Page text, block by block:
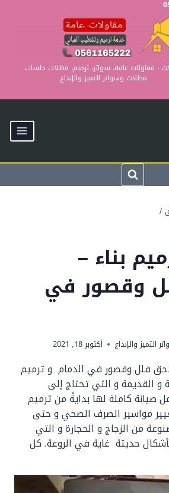
، مقاولات عامة، سواتر، ترميم، مظلات جلسات
مظلات وسواتر التميز والإبداع
/
بناء –
وقصور في
التميز والإبداع أكتوبر 18, 2021
فلل وقصور في الدمام و ترميم
و القديمة و التي تحتاج إلى
صيانة كاملة لها بدايةً من ترميم
مواسير الصرف الصحي و حتى
من الزجاج و الحجارة و التي
حديثة غاية في الروعة. كل